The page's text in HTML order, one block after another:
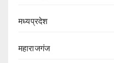
मध्यप्रदेश
महाराजगंज